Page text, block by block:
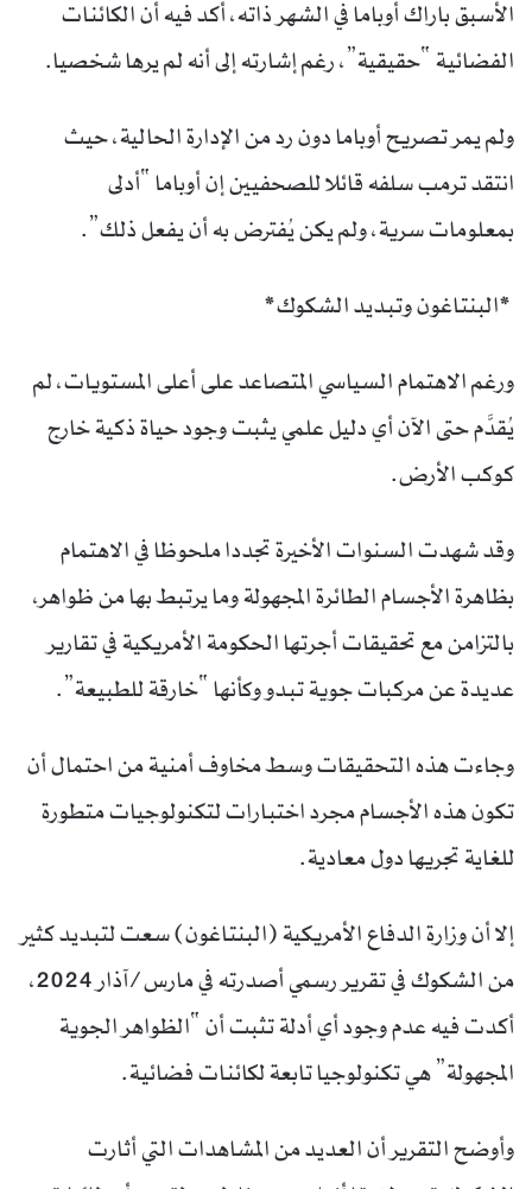
الأسبق باراك أوباما في الشهر ذاته، أكد فيه أن الكائنات
الفضائية “حقيقية”، رغم إشارته إلى أنه لم يرها شخصيا.
ولم يمر تصريح أوباما دون رد من الإدارة الحالية، حيث
انتقد ترمب سلفه قائلا للصحفيين إن أوباما “أدلى
بمعلومات سرية، ولم يكن يُفترض به أن يفعل ذلك”.
*البنتاغون وتبديد الشكوك*
ورغم الاهتمام السياسي المتصاعد على أعلى المستويات، لم
يُقدَّم حتى الآن أي دليل علمي يثبت وجود حياة ذكية خارج
كوكب الأرض.
وقد شهدت السنوات الأخيرة تجددا ملحوظا في الاهتمام
بظاهرة الأجسام الطائرة المجهولة وما يرتبط بها من ظواهر،
بالتزامن مع تحقيقات أجرتها الحكومة الأمريكية في تقارير
عديدة عن مركبات جوية تبدو وكأنها “خارقة للطبيعة”.
وجاءت هذه التحقيقات وسط مخاوف أمنية من احتمال أن
تكون هذه الأجسام مجرد اختبارات لتكنولوجيات متطورة
للغاية تجريها دول معادية.
إلا أن وزارة الدفاع الأمريكية (البنتاغون) سعت لتبديد كثير
من الشكوك في تقرير رسمي أصدرته في مارس/آذار 2024،
أكدت فيه عدم وجود أي أدلة تثبت أن “الظواهر الجوية
المجهولة” هي تكنولوجيا تابعة لكائنات فضائية.
وأوضح التقرير أن العديد من المشاهدات التي أثارت